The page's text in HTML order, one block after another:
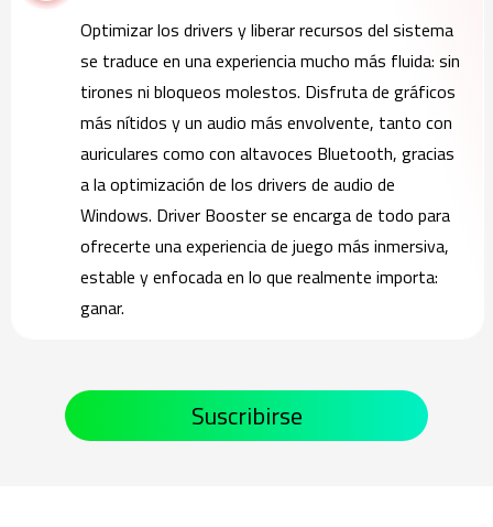
Optimizar los drivers y liberar recursos del sistema
se traduce en una experiencia mucho más fluida: sin
tirones ni bloqueos molestos. Disfruta de gráficos
más nítidos y un audio más envolvente, tanto con
auriculares como con altavoces Bluetooth, gracias
a la optimización de los drivers de audio de
Windows. Driver Booster se encarga de todo para
ofrecerte una experiencia de juego más inmersiva,
estable y enfocada en lo que realmente importa:
ganar.
Suscribirse